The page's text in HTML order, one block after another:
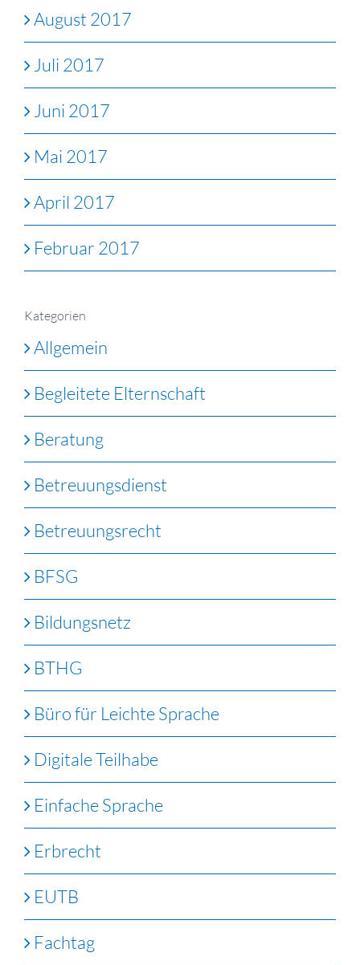
August 2017
Juli 2017
Juni 2017
Mai 2017
April 2017
Februar 2017
Kategorien
Allgemein
Begleitete Elternschaft
Beratung
Betreuungsdienst
Betreuungsrecht
BFSG
Bildungsnetz
BTHG
Büro für Leichte Sprache
Digitale Teilhabe
Einfache Sprache
Erbrecht
EUTB
Fachtag